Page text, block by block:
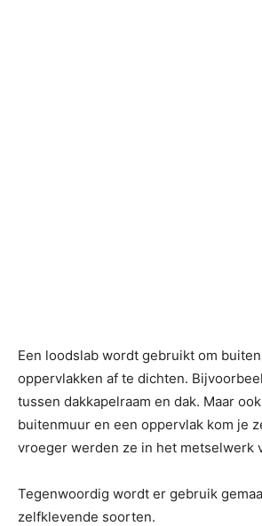
Een loodslab wordt gebruikt om
oppervlakken af te dichten.
tussen dakkapelraam en dak. Maar
buitenmuur en een oppervlak kom je
vroeger werden ze in het metselwerk
Tegenwoordig wordt er gebruik
zelfklevende soorten.